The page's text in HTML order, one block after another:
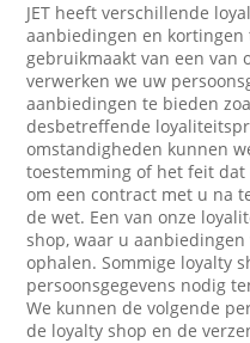
JET heeft verschillende
aanbiedingen en
gebruikmaakt van een van
verwerken we uw
aanbiedingen te bieden
desbetreffende
omstandigheden kunnen
toestemming of het feit
om een contract met u na
de wet. Een van onze
shop, waar u
ophalen. Sommige loyalty
persoonsgegevens nodig
We kunnen de volgende
de loyalty shop en de